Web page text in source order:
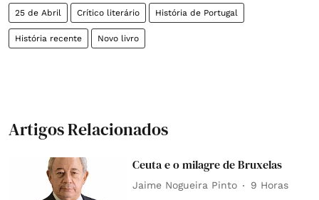
25 de Abril Crítico literário História de Portugal
História recente Novo livro
Artigos Relacionados
Ceuta e o milagre de Bruxelas
Jaime Nogueira Pinto 9 Horas